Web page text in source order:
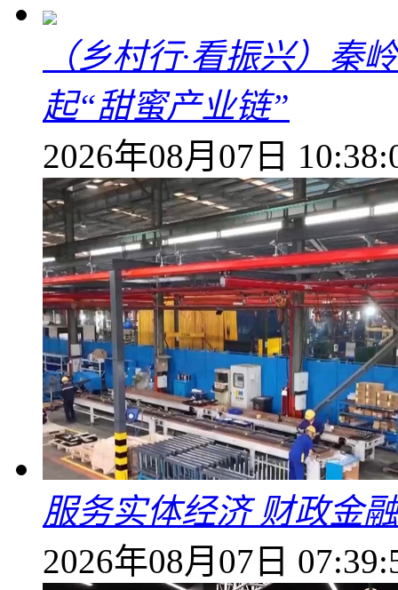
（乡村行·看振兴）秦
起“甜蜜产业链”
2026年08月07日
服务实体经济 财政金
2026年08月07日